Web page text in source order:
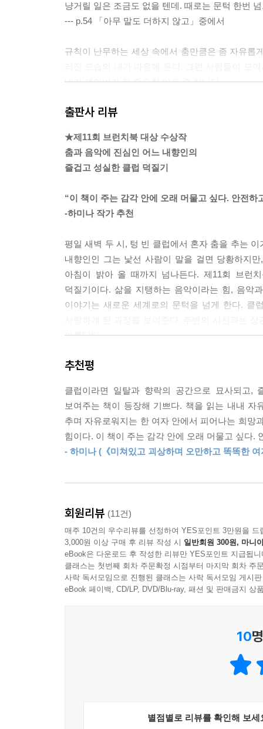
냥거릴 일은 조금도 없을 텐데. 때로는 문턱 한번
--- p.54 「아무 말도 더하지 않고」중에서
규칙이 난무하는 세상 속에서 춤만큼은 좀 자유롭
내가 레이버가 된 중요한 이유 중 하나다.
면 늙는다는 것은 새로운 세계를 향한 문을 하나
감, 아니 육감까지 활짝 열어두려 노력한다. 새롭
--- p.97 「나를 단번에 사로잡은 그대」중에서
“아, 조금만 더 취하면 재밌을 것 같아”라는 말을
이 의존했다. 잊지 말자. 클럽에서 술은 음악을 좀
멋진 레이빙의 전제는 술을 적당히 마시는 것이다
--- p.105 「다시 돌고 돌고」중에서
계속되는 안전한 선곡으로 관객들의 기억에 조금
호성을 듣는 인생이 낫지 않을까. 내게 그런 선택
많은 사람들이 이런 나를 보고 도대체 디제잉을
시간 낭비로 치부하는 팍팍한 세상이다. 하지만
는 좀 더 많은 쓸데없는 짓으로 삶을 풍요롭게 만
결국 난 클럽에서 가끔 디제잉을 하는 사람이 됐
--- p.185 「어쩌다 마주친 데뷔」중에서
--- p.191 「음악 없이 사는 게 왜 그렇게 어려울까」중에서
출판사 리뷰
★제11회 브런치북 대상 수상작
춤과 음악에 진심인 어느 내향인의
즐겁고 성실한 클럽 덕질기
“이 책이 주는 감각 안에 오래 머물고 싶다. 안전하
-하미나 작가 추천
평일 새벽 두 시, 텅 빈 클럽에서 혼자 춤을 추는
내향인인 그는 낯선 사람이 말을 걸면 당황하지
아침이 밝아 올 때까지 넘나든다. 제11회 브런
덕질기이다. 삶을 지탱하는 음악이라는 힘, 음악
이야기는 새로운 세계로의 문턱을 넘게 한다. 클
아름답다.
“나는 앞으로도 꽤 자주 유난을 떨며 혼자 클럽
“이보다 완벽한 위로의 장소는 없다.”
평소의 각 잡힌 모습은 내려놓고
조금은 흐트러져도 되는 곳
조금은 흐트러져도 되는 곳, 누구의 눈치도 보지
없다”고 표현한다. 낮 동안 자신을 괴롭히던 걱정
클럽을 향한 저자의 은은하고 꾸준한 사랑은 직접
열정이 넘쳤는데, 이를 보고 사람들은 도대체 디
치부하는 시선 속에서도 그는 디제잉을 손에
“취향의 세계는 파면 팔수록 넓고 깊어서 새로움
글로도 쓰고 있으니 세상만사 모를 일이다. 그저
사람들은 잘 모르는 것 같다.”
추천평
클럽이라면 일탈과 향락의 공간으로 묘사되고,
보여주는 책이 등장해 기쁘다. 책을 읽는 내내
추며 자유로워지는 한 여자 안에서 피어나는 희망
힘이다. 이 책이 주는 감각 안에 오래 머물고 싶다.
- 하미나 (《미쳐있고 괴상하며 오만하고 똑똑한
회원리뷰 (11건)
매주 10건의 우수리뷰를 선정하여 YES포인트 3만원을 드
3,000원 이상 구매 후 리뷰 작성 시 일반회원 300원, 마니
eBook은 다운로드 후 작성한 리뷰만 YES포인트 지급됩니
클래스는 첫번째 회차 주문확정 시점부터 마지막 회차 주
사락 독서모임으로 진행된 클래스는 사락 독서모임 게시
eBook 페이백, CD/LP, DVD/Blu-ray, 패션 및 판매금지 상
10
별점별로 리뷰를 확인해 보세